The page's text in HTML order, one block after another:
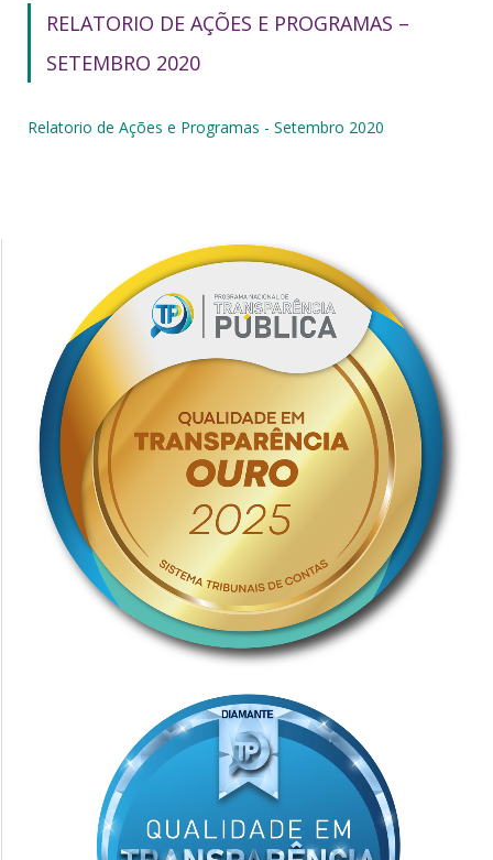
RELATORIO DE AÇÕES E PROGRAMAS –
SETEMBRO 2020
Relatorio de Ações e Programas - Setembro 2020